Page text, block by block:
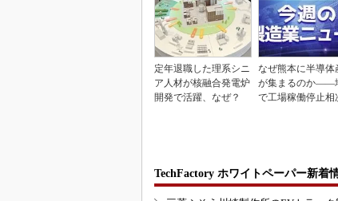
定年退職した理系シニ
ア人材が核融合発電炉
開発で活躍、なぜ？
なぜ熊本に半導体
が集まるのか――
で工場稼働停止相
TechFactory ホワイトペーパー新着